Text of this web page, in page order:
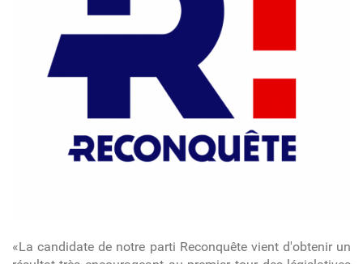
«La candidate de notre parti Reconquête vient d'obtenir un